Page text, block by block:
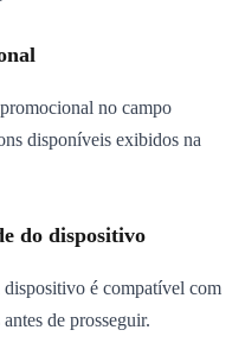
no campo
disponíveis exibidos na
do dispositivo
é compatível com
de prosseguir.